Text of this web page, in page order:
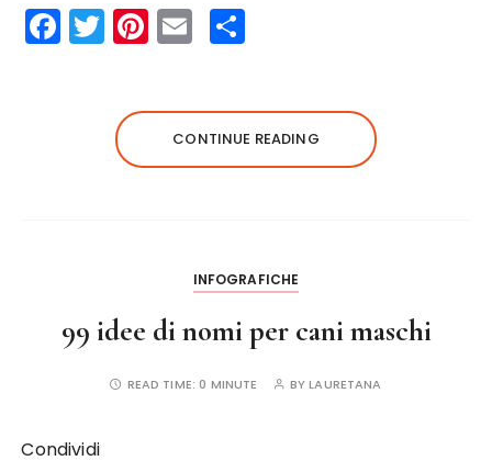
F
a
T
w
te
r
Pi
n
re
st
E
m
l re
CONTINUE READING
INFOGRAFICHE
99 idee di nomi per cani maschi
READ TIME: 0 MINUTE BYLAURETANA
Condividi